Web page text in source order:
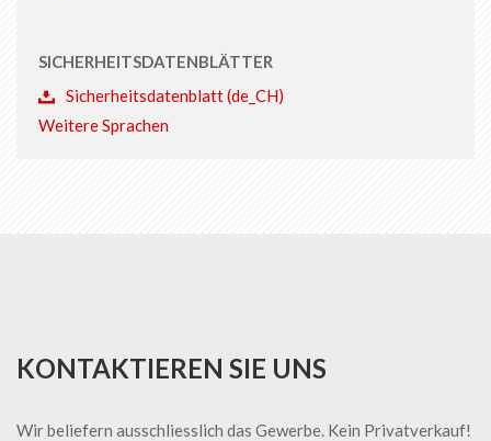
SICHERHEITSDATENBLÄTTER
Sicherheitsdatenblatt (de_CH)
Weitere Sprachen
KONTAKTIEREN SIE UNS
Wir beliefern ausschliesslich das Gewerbe. Kein Privatverkauf!